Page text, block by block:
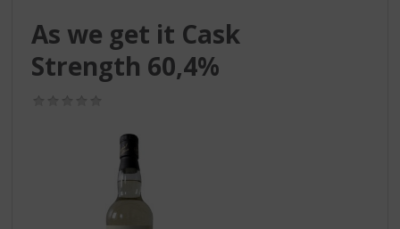
As we get it Cask
Strength 60,4%